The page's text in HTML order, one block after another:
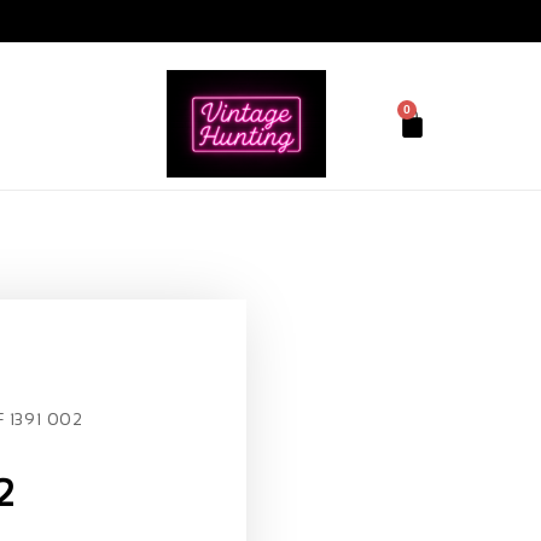
0
1391 002